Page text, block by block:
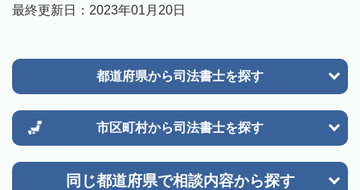
最終更新日： 2023年01月20日
都道府県から司法書士を探す
市区町村から司法書士を探す
同じ都道府県で相談内容から探す